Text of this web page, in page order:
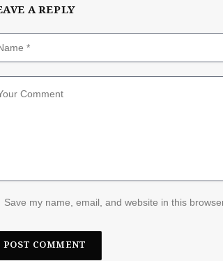
A REPLY
Save my name, email, and website in this